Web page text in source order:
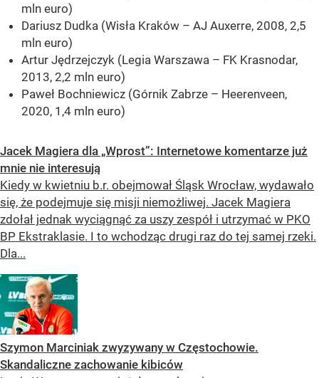
mln euro)
Dariusz Dudka (Wisła Kraków – AJ Auxerre, 2008, 2,5
mln euro)
Artur Jędrzejczyk (Legia Warszawa – FK Krasnodar,
2013, 2,2 mln euro)
Paweł Bochniewicz (Górnik Zabrze – Heerenveen,
2020, 1,4 mln euro)
Jacek Magiera dla „Wprost”: Internetowe komentarze już
mnie nie interesują
Kiedy w kwietniu b.r. obejmował Śląsk Wrocław, wydawało
się, że podejmuje się misji niemożliwej. Jacek Magiera
zdołał jednak wyciągnąć za uszy zespół i utrzymać w PKO
BP Ekstraklasie. I to wchodząc drugi raz do tej samej rzeki.
Dla...
Szymon Marciniak zwyzywany w Częstochowie.
Skandaliczne zachowanie kibiców